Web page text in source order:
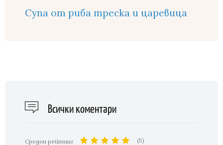
Супа от риба треска и царевица
Всички коментари
Среден рейтинг
(5)